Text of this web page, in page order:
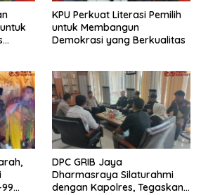
KPU Perkuat Literasi Pemilih
untuk Membangun
Demokrasi yang Berkualitas
DPC GRIB Jaya
Dharmasraya Silaturahmi
dengan Kapolres, Tegaskan